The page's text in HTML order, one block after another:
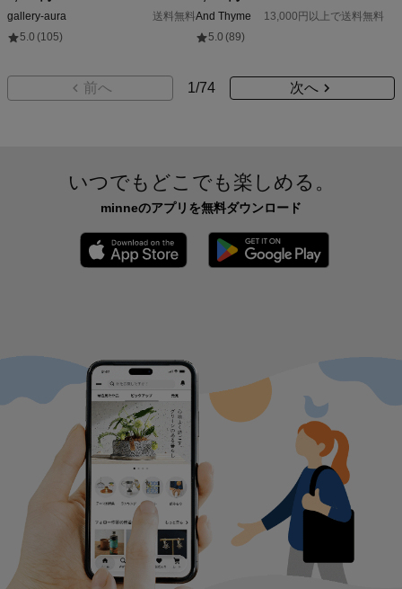
gallery-aura
送料無料
5.0 (105)
And Thyme
13,000円以上で送料無料
5.0 (89)
前へ 1/74 次へ
いつでもどこでも楽しめる。
minneのアプリを無料ダウンロード